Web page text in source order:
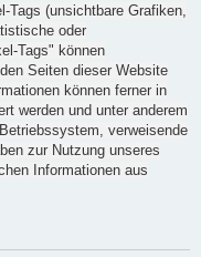
Tags (unsichtbare Grafiken,
oder
Tags" können
Seiten dieser Website
können ferner in
werden und unter anderem
verweisende
zur Nutzung unseres
Informationen aus